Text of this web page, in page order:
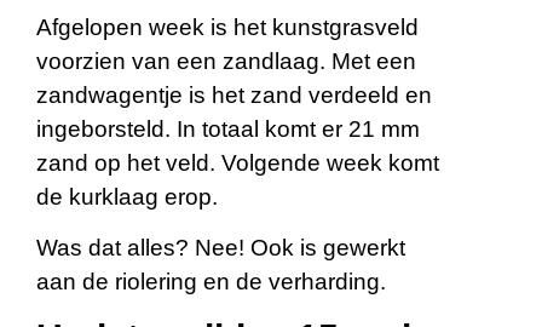
Afgelopen week is het kunstgrasveld
voorzien van een zandlaag. Met een
zandwagentje is het zand verdeeld en
ingeborsteld. In totaal komt er 21 mm
zand op het veld. Volgende week komt
de kurklaag erop.
Was dat alles? Nee! Ook is gewerkt
aan de riolering en de verharding.